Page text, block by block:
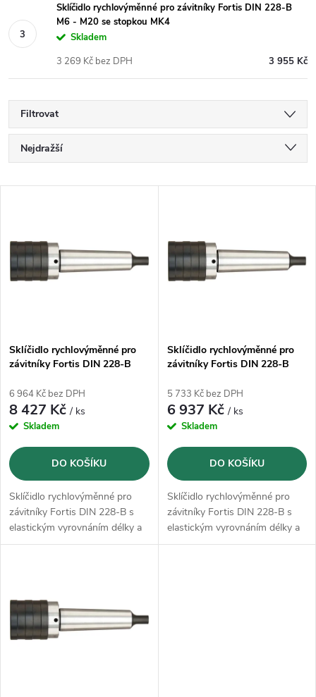
Sklíčidlo rychlovýměnné pro závitníky Fortis DIN 228-B
M6 - M20 se stopkou MK4
Skladem
3 955 Kč
3 269 Kč bez DPH
Filtrovat
Ř
a
e
n
p
r
o
d
u
k
ů
Nejdražší
ý
p
s
p
r
o
d
u
k
t
ů
Sklíčidlo rychlovýměnné pro
závitníky Fortis DIN 228-B
6 964 Kč bez DPH
8 427 Kč/ ks
Skladem
DO KOŠÍKU
Sklíčidlo rychlovýměnné pro
závitníky Fortis DIN 228-B s
elastickým vyrovnáním délky a
stopkou MK podle DIN 228-B,
Sklíčidlo rychlovýměnné pro
závitníky Fortis DIN 228-B
5 733 Kč bez DPH
6 937 Kč/ ks
Skladem
DO KOŠÍKU
Sklíčidlo rychlovýměnné pro
závitníky Fortis DIN 228-B s
elastickým vyrovnáním délky a
stopkou MK podle DIN 228-B,